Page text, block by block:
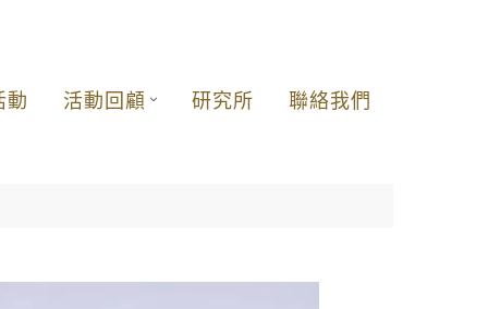
動 活動回顧 研究所 聯絡我們